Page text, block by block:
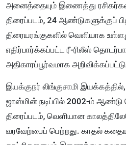
அனைத்தையும் இணைத்து
திரைப்படம், 24 ஆண்டுகளுக்குப்
திரையரங்குகளில் வெளியாக
எதிர்பார்க்கப்பட்ட ரீ-ரிலீஸ்
அதிகாரப்பூர்வமாக
இயக்குநர் லிங்குசாமி
ஜாஸ்மின் நடிப்பில் 2002-ம்
திரைப்படம், வெளியான
வரவேற்பைப் பெற்றது. காதல்